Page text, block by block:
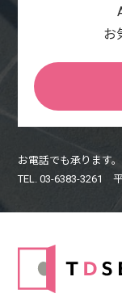
お
お電話でも承ります
TEL. 03-6383-3261